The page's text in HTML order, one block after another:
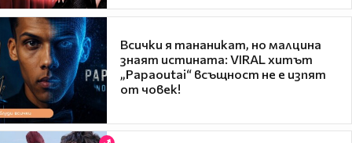
Всички я тананикат, но малцина
знаят истината: VIRAL хитът
„Papaoutai“ всъщност не е изпят
от човек!